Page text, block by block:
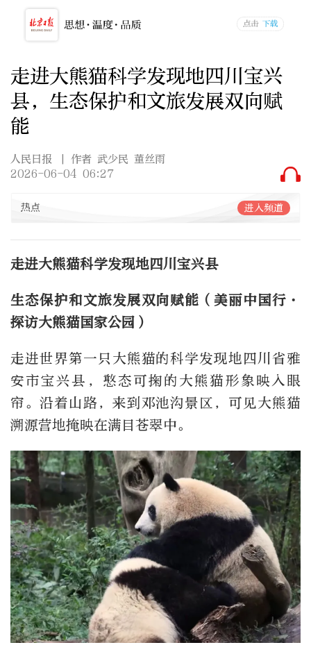
走进大熊猫科学发现地四川宝兴
县，生态保护和文旅发展双向赋
能
人民日报
| 作者 武少民 董丝雨
2026-06-04 06:27
热点 进入频道
走进大熊猫科学发现地四川宝兴县
生态保护和文旅发展双向赋能（美丽中国行·
探访大熊猫国家公园）
走进世界第一只大熊猫的科学发现地四川省雅
安市宝兴县，憨态可掬的大熊猫形象映入眼
帘。沿着山路，来到邓池沟景区，可见大熊猫
溯源营地掩映在满目苍翠中。